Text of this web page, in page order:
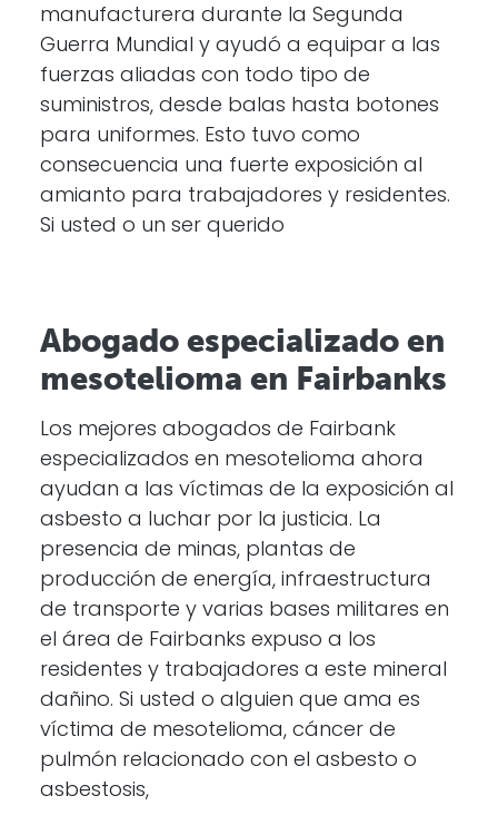
manufacturera durante la Segunda
Guerra Mundial y ayudó a equipar a las
fuerzas aliadas con todo tipo de
suministros, desde balas hasta botones
para uniformes. Esto tuvo como
consecuencia una fuerte exposición al
amianto para trabajadores y residentes.
Si usted o un ser querido
Abogado especializado en
mesotelioma en Fairbanks
Los mejores abogados de Fairbank
especializados en mesotelioma ahora
ayudan a las víctimas de la exposición al
asbesto a luchar por la justicia. La
presencia de minas, plantas de
producción de energía, infraestructura
de transporte y varias bases militares en
el área de Fairbanks expuso a los
residentes y trabajadores a este mineral
dañino. Si usted o alguien que ama es
víctima de mesotelioma, cáncer de
pulmón relacionado con el asbesto o
asbestosis,